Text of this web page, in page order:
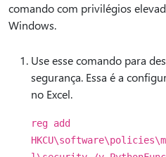
comando com privilégios
Windows.
Use esse comando para
segurança. Essa é a
no Excel.
reg add